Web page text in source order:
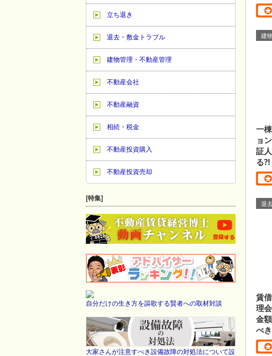
建
一
ョ
証
る⁈
退
賃
理
金
べ
立ち退き
退去・敷金トラブル
建物管理・不動産管理
不動産会社
不動産融資
相続・税金
不動産投資購入
不動産投資売却
[特集]
自分だけの生き方を謳歌する賢者への取材対談
大家さんが注意すべき設備故障の対処法について設